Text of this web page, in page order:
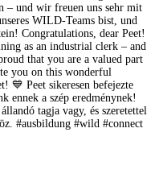
– und wir freuen uns sehr mit
WILD-Teams bist, und
Congratulations, dear Peet!
as an industrial clerk – and
that you are a valued part
you on this wonderful
💙 Peet sikeresen befejezte
ennek a szép eredménynek!
tagja vagy, és szeretettel
#ausbildung #wild #connect